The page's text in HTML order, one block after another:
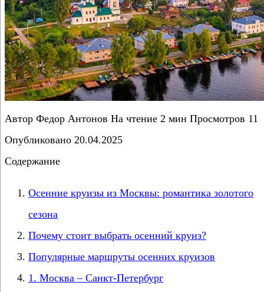
Автор Федор Антонов На чтение 2 мин Просмотров 11
Опубликовано 20.04.2025
Содержание
Осенние круизы из Москвы: романтика золотого
сезона
Почему стоит выбрать осенний круиз?
Популярные маршруты осенних круизов
1. Москва – Санкт-Петербург